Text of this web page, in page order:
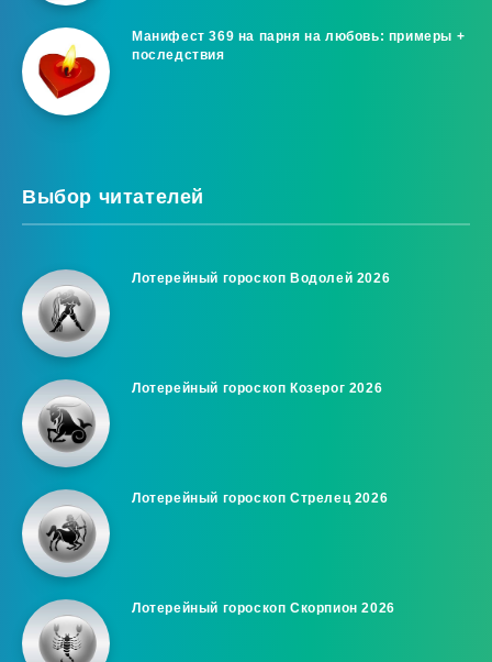
Манифест 369 на парня на любовь: примеры +
последствия
Выбор читателей
Лотерейный гороскоп Водолей 2026
Лотерейный гороскоп Козерог 2026
Лотерейный гороскоп Стрелец 2026
Лотерейный гороскоп Скорпион 2026